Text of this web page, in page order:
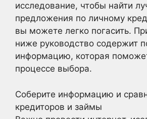
исследование, чтобы найти
предложения по личному
вы можете легко погасить.
ниже руководство содержит
информацию, которая
процессе выбора.
Соберите информацию и
кредиторов и займы